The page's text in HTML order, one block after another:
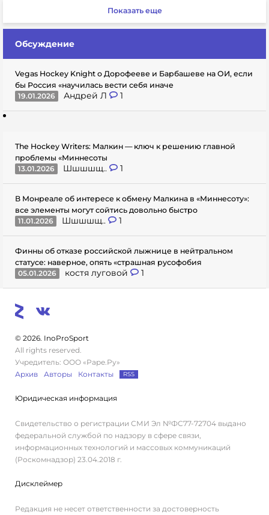
Показать еще
Обсуждение
Vegas Hockey Knight о Дорофееве и Барбашеве на ОИ, если
бы Россия «научилась вести себя иначе
19.01.2026
Андрей Л 1
The Hockey Writers: Малкин — ключ к решению главной
проблемы «Миннесоты
13.01.2026
Шшшшщ.. 1
В Монреале об интересе к обмену Малкина в «Миннесоту»:
все элементы могут сойтись довольно быстро
11.01.2026
Шшшшщ.. 1
Финны об отказе российской лыжнице в нейтральном
статусе: наверное, опять «страшная русофобия
05.01.2026
костя луговой 1
© 2026. InoProSport
All rights reserved.
Учредитель: ООО «Раре.Ру»
Архив
Авторы Контакты RSS
Юридическая информация
Свидетельство о регистрации СМИ Эл №ФС77-72704 выдано
федеральной службой по надзору в сфере связи,
информационных технологий и массовых коммуникаций
(Роскомнадзор) 23.04.2018 г.
Дисклеймер
Редакция не несет ответственности за достоверность